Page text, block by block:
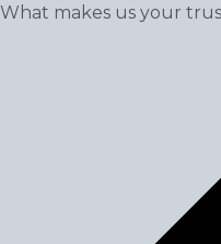
What makes us your